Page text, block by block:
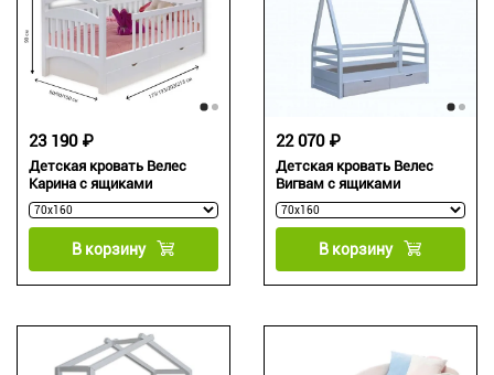
Детская кровать Велес
Карина с ящиками
23 190 ₽
В корзину
Детская кровать Велес
Вигвам с ящиками
22 070 ₽
В корзину